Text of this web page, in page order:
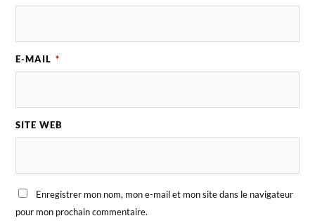
E-MAIL *
SITE WEB
Enregistrer mon nom, mon e-mail et mon site dans le navigateur
pour mon prochain commentaire.